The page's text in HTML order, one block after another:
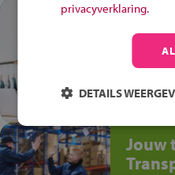
In de
plek!
Ontdek
anders is!
Jouw
privacyverklaring.
DETAILS